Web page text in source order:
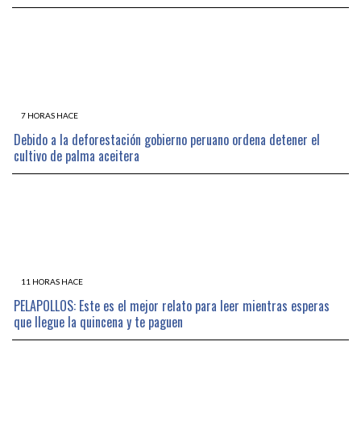
7 HORAS HACE
Debido a la deforestación gobierno peruano ordena detener el
cultivo de palma aceitera
11 HORAS HACE
PELAPOLLOS: Este es el mejor relato para leer mientras esperas
que llegue la quincena y te paguen